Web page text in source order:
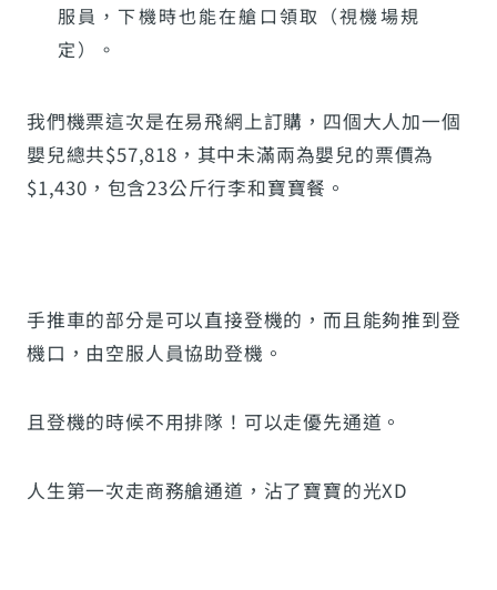
服員，下機時也能在艙口領取（視機場規
定）。
我們機票這次是在易飛網上訂購，四個大人加一個
嬰兒總共$57,818，其中未滿兩為嬰兒的票價為
$1,430，包含23公斤行李和寶寶餐。
手推車的部分是可以直接登機的，而且能夠推到登
機口，由空服人員協助登機。
且登機的時候不用排隊！可以走優先通道。
人生第一次走商務艙通道，沾了寶寶的光XD